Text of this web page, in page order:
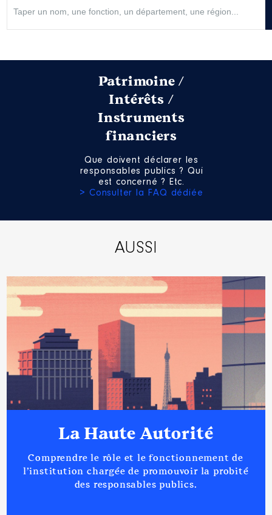
Patrimoine /
Intérêts /
Instruments
financiers
Que doivent déclarer les
responsables publics ? Qui
est concerné ? Etc.
> Consulter la FAQ dédiée
AUSSI
La Haute Autorité
Comprendre le rôle et le fonctionnement de
l’institution chargée de promouvoir la probité
des responsables publics.